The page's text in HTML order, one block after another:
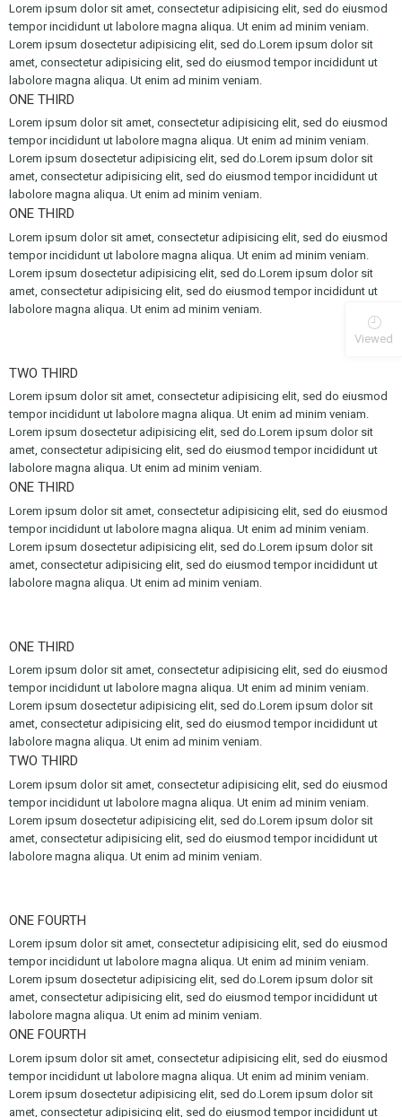
Lorem ipsum dolor sit amet, consectetur adipisicing elit, sed do eiusmod
tempor incididunt ut labolore magna aliqua. Ut enim ad minim veniam.
Lorem ipsum dosectetur adipisicing elit, sed do.Lorem ipsum dolor sit
amet, consectetur adipisicing elit, sed do eiusmod tempor incididunt ut
labolore magna aliqua. Ut enim ad minim veniam.
ONE THIRD
Lorem ipsum dolor sit amet, consectetur adipisicing elit, sed do eiusmod
tempor incididunt ut labolore magna aliqua. Ut enim ad minim veniam.
Lorem ipsum dosectetur adipisicing elit, sed do.Lorem ipsum dolor sit
amet, consectetur adipisicing elit, sed do eiusmod tempor incididunt ut
labolore magna aliqua. Ut enim ad minim veniam.
ONE THIRD
Lorem ipsum dolor sit amet, consectetur adipisicing elit, sed do eiusmod
tempor incididunt ut labolore magna aliqua. Ut enim ad minim veniam.
Lorem ipsum dosectetur adipisicing elit, sed do.Lorem ipsum dolor sit
amet, consectetur adipisicing elit, sed do eiusmod tempor incididunt ut
labolore magna aliqua. Ut enim ad minim veniam.
TWO THIRD
Lorem ipsum dolor sit amet, consectetur adipisicing elit, sed do eiusmod
tempor incididunt ut labolore magna aliqua. Ut enim ad minim veniam.
Lorem ipsum dosectetur adipisicing elit, sed do.Lorem ipsum dolor sit
amet, consectetur adipisicing elit, sed do eiusmod tempor incididunt ut
labolore magna aliqua. Ut enim ad minim veniam.
ONE THIRD
Lorem ipsum dolor sit amet, consectetur adipisicing elit, sed do eiusmod
tempor incididunt ut labolore magna aliqua. Ut enim ad minim veniam.
Lorem ipsum dosectetur adipisicing elit, sed do.Lorem ipsum dolor sit
amet, consectetur adipisicing elit, sed do eiusmod tempor incididunt ut
labolore magna aliqua. Ut enim ad minim veniam.
ONE THIRD
Lorem ipsum dolor sit amet, consectetur adipisicing elit, sed do eiusmod
tempor incididunt ut labolore magna aliqua. Ut enim ad minim veniam.
Lorem ipsum dosectetur adipisicing elit, sed do.Lorem ipsum dolor sit
amet, consectetur adipisicing elit, sed do eiusmod tempor incididunt ut
labolore magna aliqua. Ut enim ad minim veniam.
TWO THIRD
Lorem ipsum dolor sit amet, consectetur adipisicing elit, sed do eiusmod
tempor incididunt ut labolore magna aliqua. Ut enim ad minim veniam.
Lorem ipsum dosectetur adipisicing elit, sed do.Lorem ipsum dolor sit
amet, consectetur adipisicing elit, sed do eiusmod tempor incididunt ut
labolore magna aliqua. Ut enim ad minim veniam.
ONE FOURTH
Lorem ipsum dolor sit amet, consectetur adipisicing elit, sed do eiusmod
tempor incididunt ut labolore magna aliqua. Ut enim ad minim veniam.
Lorem ipsum dosectetur adipisicing elit, sed do.Lorem ipsum dolor sit
amet, consectetur adipisicing elit, sed do eiusmod tempor incididunt ut
labolore magna aliqua. Ut enim ad minim veniam.
ONE FOURTH
Lorem ipsum dolor sit amet, consectetur adipisicing elit, sed do eiusmod
tempor incididunt ut labolore magna aliqua. Ut enim ad minim veniam.
Lorem ipsum dosectetur adipisicing elit, sed do.Lorem ipsum dolor sit
amet, consectetur adipisicing elit, sed do eiusmod tempor incididunt ut
Viewed